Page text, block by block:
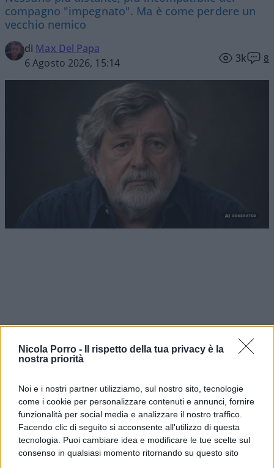
Nicola Porro -
Il rispetto della tua privacy è la
nostra priorità
Noi e i nostri partner utilizziamo, sul nostro sito, tecnologie
come i cookie per personalizzare contenuti e annunci, fornire
funzionalità per social media e analizzare il nostro traffico.
Facendo clic di seguito si acconsente all'utilizzo di questa
tecnologia. Puoi cambiare idea e modificare le tue scelte sul
consenso in qualsiasi momento ritornando su questo sito
compagno "impegnato". Ma è come perdere un
vecchio nemico
di Max Del Papa
6 Agosto 2026, 15:14
3k 8
Nessuno più distante, più incompatibile del
compagno Guccini,epitome del comunista
ortodosso fino all’ipocrisia, uno che fa una